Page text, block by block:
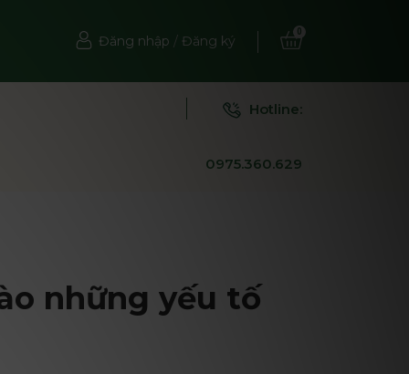
Đăng nhập / Đăng ký
0
Hotline:
0975.360.629
những yếu tố